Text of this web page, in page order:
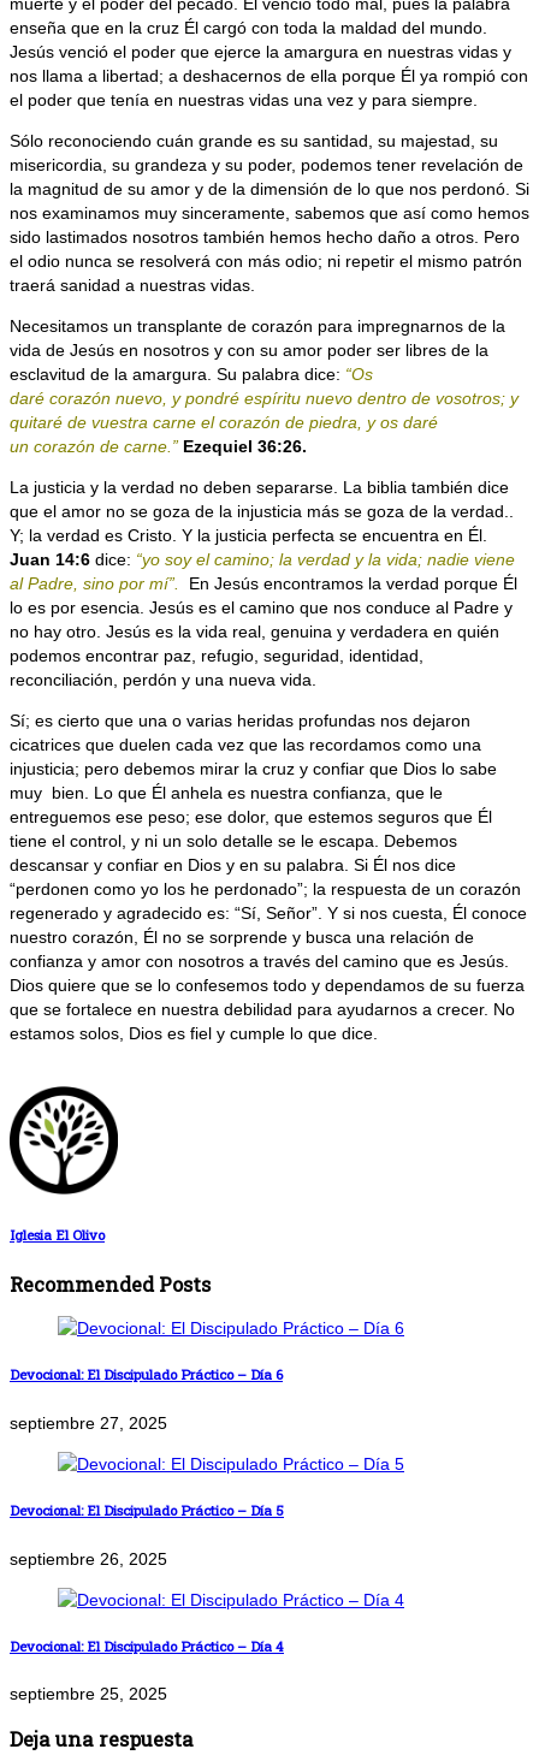
enseña que en la cruz Él cargó con toda la maldad del mundo.
Jesús venció el poder que ejerce la amargura en nuestras vidas y
nos llama a libertad; a deshacernos de ella porque Él ya rompió con
el poder que tenía en nuestras vidas una vez y para siempre.
Sólo reconociendo cuán grande es su santidad, su majestad, su
misericordia, su grandeza y su poder, podemos tener revelación de
la magnitud de su amor y de la dimensión de lo que nos perdonó. Si
nos examinamos muy sinceramente, sabemos que así como hemos
sido lastimados nosotros también hemos hecho daño a otros. Pero
el odio nunca se resolverá con más odio; ni repetir el mismo patrón
traerá sanidad a nuestras vidas.
Necesitamos un transplante de corazón para impregnarnos de la
vida de Jesús en nosotros y con su amor poder ser libres de la
esclavitud de la amargura. Su palabra dice: “Os
daré corazón nuevo, y pondré espíritu nuevo dentro de vosotros; y
quitaré de vuestra carne el corazón de piedra, y os daré
un corazón de carne.” Ezequiel 36:26.
La justicia y la verdad no deben separarse. La biblia también dice
que el amor no se goza de la injusticia más se goza de la verdad..
Y; la verdad es Cristo. Y la justicia perfecta se encuentra en Él.
Juan 14:6 dice: “yo soy el camino; la verdad y la vida; nadie viene
al Padre, sino por mí”.
En Jesús encontramos la verdad porque Él
lo es por esencia. Jesús es el camino que nos conduce al Padre y
no hay otro. Jesús es la vida real, genuina y verdadera en quién
podemos encontrar paz, refugio, seguridad, identidad,
reconciliación, perdón y una nueva vida.
Sí; es cierto que una o varias heridas profundas nos dejaron
cicatrices que duelen cada vez que las recordamos como una
injusticia; pero debemos mirar la cruz y confiar que Dios lo sabe
muy bien. Lo que Él anhela es nuestra confianza, que le
entreguemos ese peso; ese dolor, que estemos seguros que Él
tiene el control, y ni un solo detalle se le escapa. Debemos
descansar y confiar en Dios y en su palabra. Si Él nos dice
“perdonen como yo los he perdonado”; la respuesta de un corazón
regenerado y agradecido es: “Sí, Señor”. Y si nos cuesta, Él conoce
nuestro corazón, Él no se sorprende y busca una relación de
confianza y amor con nosotros a través del camino que es Jesús.
Dios quiere que se lo confesemos todo y dependamos de su fuerza
que se fortalece en nuestra debilidad para ayudarnos a crecer. No
estamos solos, Dios es fiel y cumple lo que dice.
Iglesia El Olivo
Recommended Posts
Devocional: El Discipulado Práctico – Día 6
septiembre 27, 2025
Devocional: El Discipulado Práctico – Día 5
septiembre 26, 2025
Devocional: El Discipulado Práctico – Día 4
septiembre 25, 2025
Deja una respuesta